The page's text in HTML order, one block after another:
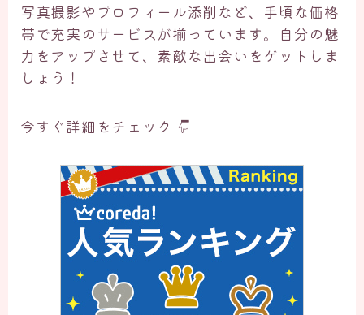
写真撮影やプロフィール添削など、手頃な価格
帯で充実のサービスが揃っています。自分の魅
力をアップさせて、素敵な出会いをゲットしま
しょう！
今すぐ詳細をチェック